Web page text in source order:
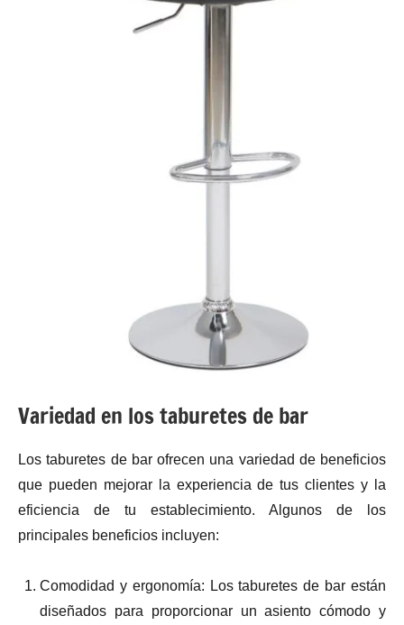
Variedad en los taburetes de bar
Los taburetes de bar ofrecen una variedad de beneficios
que pueden mejorar la experiencia de tus clientes y la
eficiencia de tu establecimiento. Algunos de los
principales beneficios incluyen:
Comodidad y ergonomía: Los taburetes de bar están
diseñados para proporcionar un asiento cómodo y